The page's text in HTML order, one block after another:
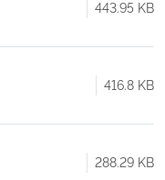
443.95 KB
416.8 KB
288.29 KB